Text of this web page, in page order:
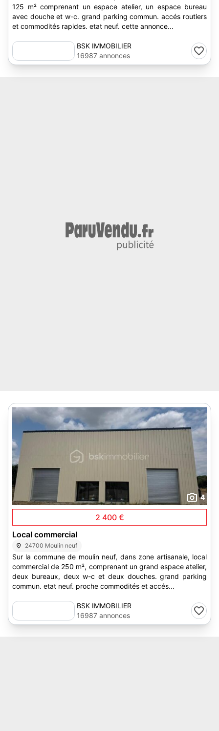
125 m² comprenant un espace atelier, un espace bureau
avec douche et w-c. grand parking commun. accés routiers
et commodités rapides. etat neuf. cette annonce...
BSK IMMOBILIER
16987 annonces
4
2 400 €
Local commercial
24700 Moulin neuf
Sur la commune de moulin neuf, dans zone artisanale, local
commercial de 250 m², comprenant un grand espace atelier,
deux bureaux, deux w-c et deux douches. grand parking
commun. etat neuf. proche commodités et accés...
BSK IMMOBILIER
16987 annonces